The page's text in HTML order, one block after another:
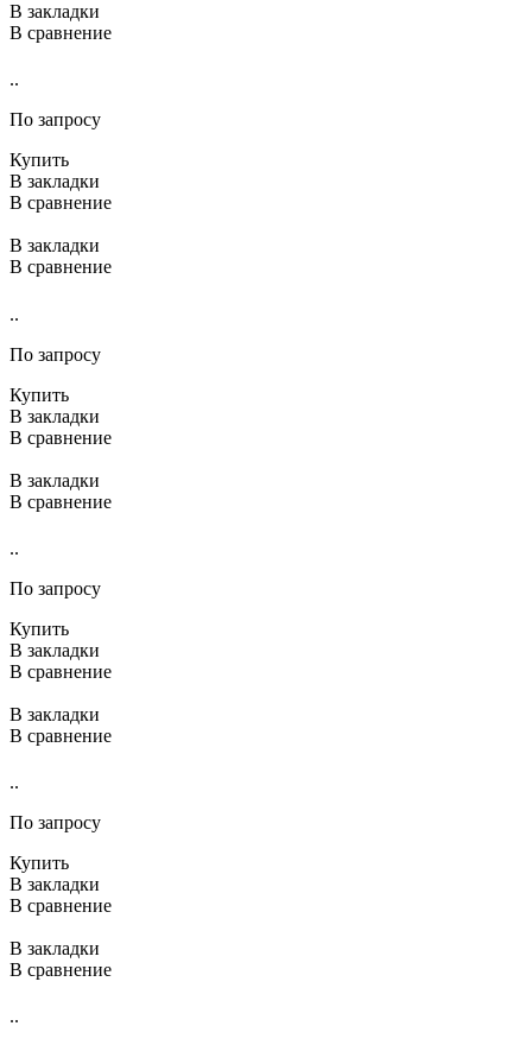
В закладки
В сравнение
..
По запросу
Купить
В закладки
В сравнение
В закладки
В сравнение
..
По запросу
Купить
В закладки
В сравнение
В закладки
В сравнение
..
По запросу
Купить
В закладки
В сравнение
В закладки
В сравнение
..
По запросу
Купить
В закладки
В сравнение
В закладки
В сравнение
..